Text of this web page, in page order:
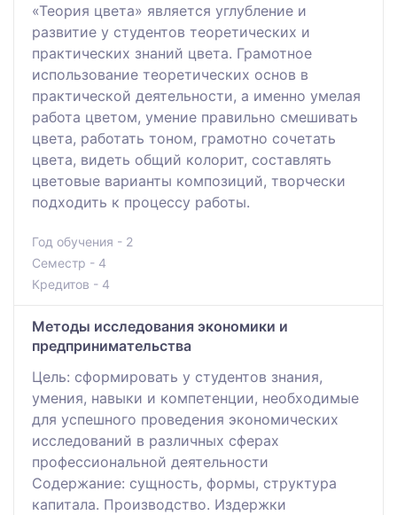
«Теория цвета» является углубление и
развитие у студентов теоретических и
практических знаний цвета. Грамотное
использование теоретических основ в
практической деятельности, а именно умелая
работа цветом, умение правильно смешивать
цвета, работать тоном, грамотно сочетать
цвета, видеть общий колорит, составлять
цветовые варианты композиций, творчески
подходить к процессу работы.
Год обучения - 2
Семестр - 4
Кредитов - 4
Методы исследования экономики и
предпринимательства
Цель: сформировать у студентов знания,
умения, навыки и компетенции, необходимые
для успешного проведения экономических
исследований в различных сферах
профессиональной деятельности
Содержание: сущность, формы, структура
капитала. Производство. Издержки